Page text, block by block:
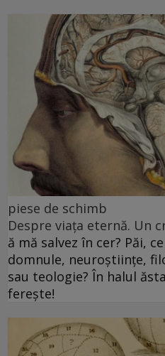
piese de schimb
Despre viața eternă. Un
ă mă salvez în cer? Păi,
domnule, neuroștiințe,
sau teologie? În halul
ferește!